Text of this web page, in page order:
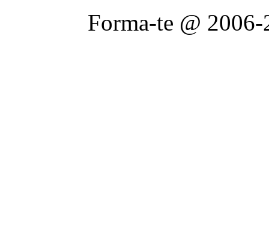
Forma-te @